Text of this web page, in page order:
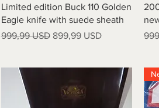
Vista rapida
Limited edition Buck 110 Golden
Eagle knife with suede sheath
Prezzo regolare
999,99 USD Prezzo scontato
899,99 USD